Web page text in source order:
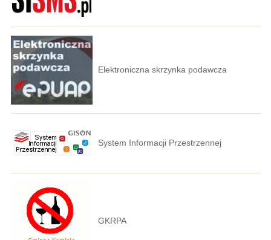
Elektroniczna skrzynka podawcza
System Informacji Przestrzennej
GKRPA